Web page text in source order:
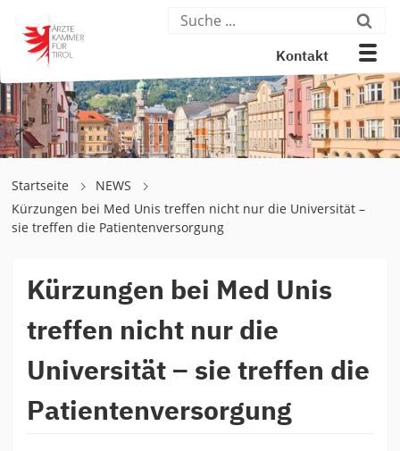
Kontakt
Startseite
NEWS
Kürzungen bei Med Unis treffen nicht nur die Universität –
sie treffen die Patientenversorgung
Kürzungen bei Med Unis
treffen nicht nur die
Universität – sie treffen die
Patientenversorgung